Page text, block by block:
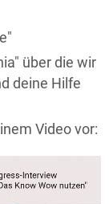
über die wir
deine Hilfe
Video vor: